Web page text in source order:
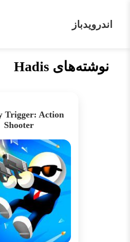
اندرویدباز
نوشته‌های Hadis
Trigger: Action
Shooter